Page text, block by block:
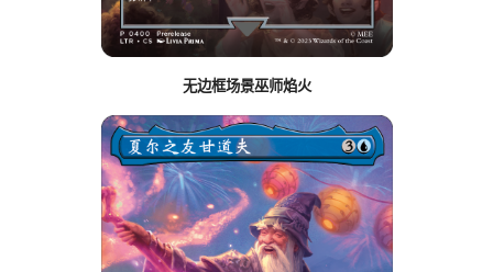
无边框场景巫师焰火